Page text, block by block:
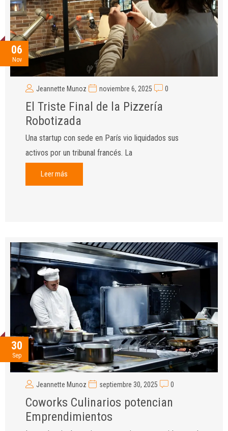
06
Nov
Jeannette Munoz noviembre 6, 2025 0
El Triste Final de la Pizzería
Robotizada
Una startup con sede en París vio liquidados sus
activos por un tribunal francés. La
Leer más
30
Sep
Jeannette Munoz septiembre 30, 2025 0
Coworks Culinarios potencian
Emprendimientos